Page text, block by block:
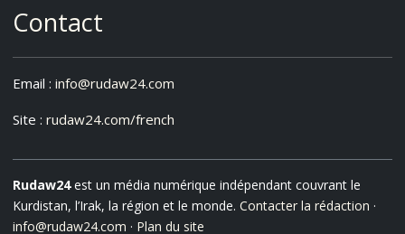
Contact
Email : info@rudaw24.com
Site : rudaw24.com/french
Rudaw24est un média numérique indépendant couvrant le
Kurdistan, l’Irak, la région et le monde. Contacter la rédaction ·
info@rudaw24.com · Plan du site